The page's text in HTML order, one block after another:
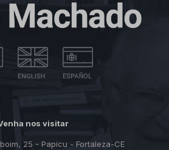
nos visitar
25 - Papicu - Fortaleza-CE